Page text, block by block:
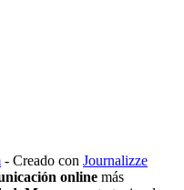
- Creado con Journalizze
online más